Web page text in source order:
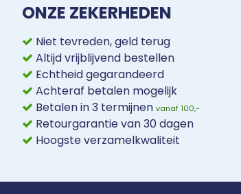
ONZE ZEKERHEDEN
Niet tevreden, geld terug
Altijd vrijblijvend bestellen
Echtheid gegarandeerd
Achteraf betalen mogelijk
Betalen in 3 termijnen vanaf 100,-
Retourgarantie van 30 dagen
Hoogste verzamelkwaliteit